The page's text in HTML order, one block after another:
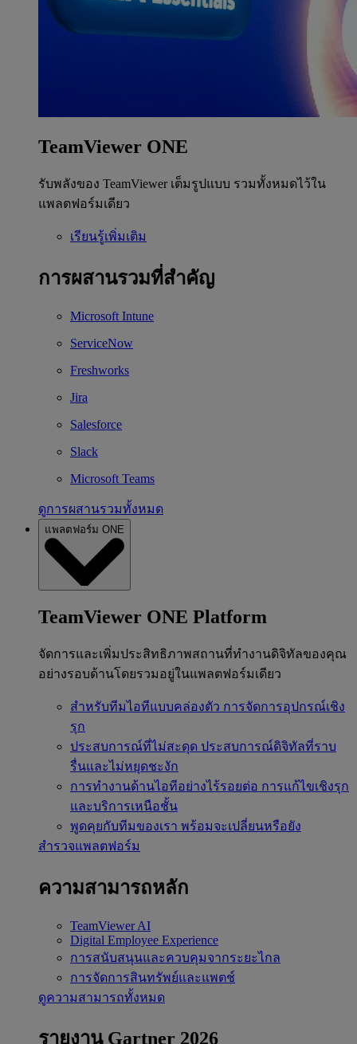
TeamViewer ONE
รับพลังของ TeamViewer เต็มรูปแบบ รวมทั้งหมดไว้ใน
แพลตฟอร์มเดียว
เรียนรู้เพิ่มเติม
การผสานรวมที่สำคัญ
Microsoft Intune
ServiceNow
Freshworks
Jira
Salesforce
Slack
Microsoft Teams
ดูการผสานรวมทั้งหมด
แพลตฟอร์ม ONE
TeamViewer ONE Platform
จัดการและเพิ่มประสิทธิภาพสถานที่ทำงานดิจิทัลของคุณ
อย่างรอบด้านโดยรวมอยู่ในแพลตฟอร์มเดียว
สำหรับทีมไอทีแบบคล่องตัว การจัดการอุปกรณ์เชิง
รุก
ประสบการณ์ที่ไม่สะดุด ประสบการณ์ดิจิทัลที่ราบ
รื่นและไม่หยุดชะงัก
การทำงานด้านไอทีอย่างไร้รอยต่อ การแก้ไขเชิงรุก
และบริการเหนือชั้น
พูดคุยกับทีมของเรา พร้อมจะเปลี่ยนหรือยัง
สำรวจแพลตฟอร์ม
ความสามารถหลัก
TeamViewer AI
Digital Employee Experience
การสนับสนุนและควบคุมจากระยะไกล
การจัดการสินทรัพย์และแพตช์
ดูความสามารถทั้งหมด
รายงาน Gartner 2026